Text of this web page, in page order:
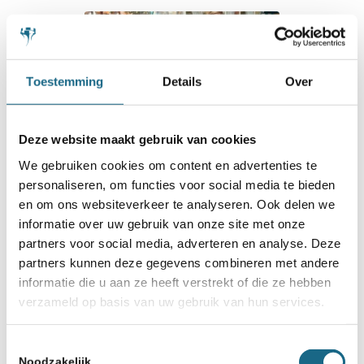
Toestemming Details Over
Deze website maakt gebruik van cookies
We gebruiken cookies om content en advertenties te
personaliseren, om functies voor social media te bieden
en om ons websiteverkeer te analyseren. Ook delen we
informatie over uw gebruik van onze site met onze
partners voor social media, adverteren en analyse. Deze
partners kunnen deze gegevens combineren met andere
informatie die u aan ze heeft verstrekt of die ze hebben
verzameld op basis van uw gebruik van hun services.
23 september 2023
Hersenstichting krijgt cheque
van 4.444 euro